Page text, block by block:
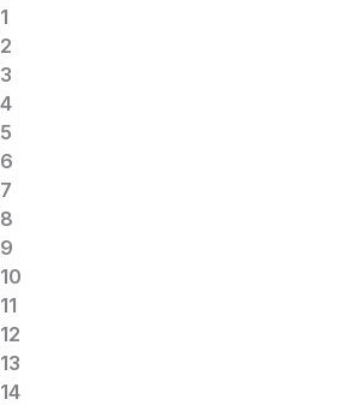
1
2
3
4
5
6
7
8
9
10
11
12
13
14